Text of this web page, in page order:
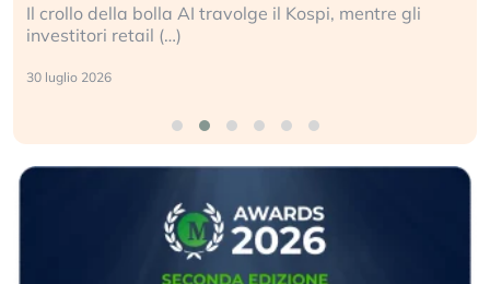
Il crollo della bolla AI travolge il Kospi, mentre gli
investitori retail (…)
30 luglio 2026